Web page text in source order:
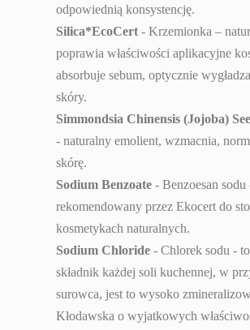
odpowiednią konsystencję.
Silica*EcoCert - Krzemionka –
poprawia właściwości aplikacyjne
absorbuje sebum, optycznie
skóry.
Simmondsia Chinensis (Jojoba)
- naturalny emolient, wzmacnia,
skórę.
Sodium Benzoate - Benzoesan
rekomendowany przez Ekocert do
kosmetykach naturalnych.
Sodium Chloride - Chlorek sodu -
składnik każdej soli kuchennej, w
surowca, jest to wysoko
Kłodawska o wyjatkowych